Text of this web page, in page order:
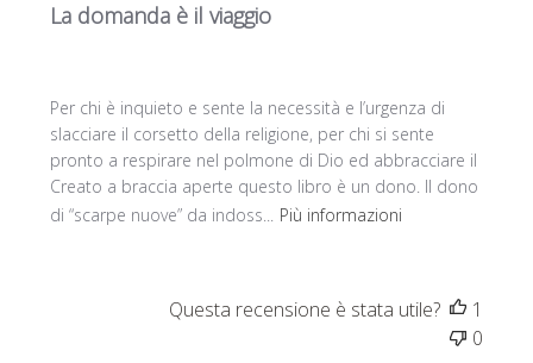
La domanda è il viaggio
Per chi è inquieto e sente la necessità e l’urgenza di
slacciare il corsetto della religione, per chi si sente
pronto a respirare nel polmone di Dio ed abbracciare il
Creato a braccia aperte questo libro è un dono. Il dono
di “scarpe nuove” da indoss...
Più informazioni
Questa recensione è stata utile?
1
0